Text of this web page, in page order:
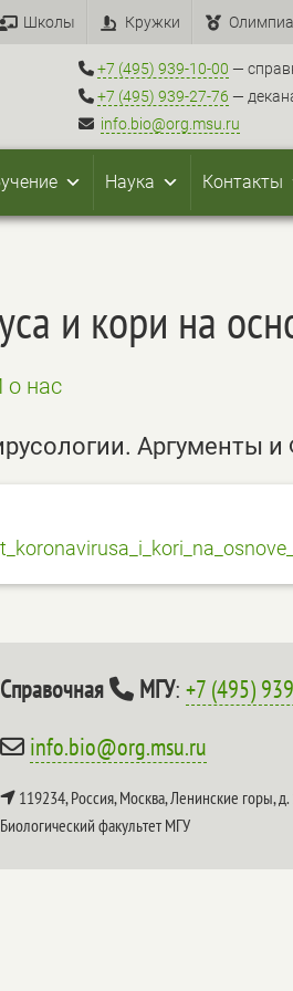
Школы Кружки
+7 (495) 939-10-00 —
+7 (495) 939-27-76 —
info.bio@org.msu.ru
Наука Контакты
и кори на
нас
Аргументы и
Справочная МГУ:+7 (495)
info.bio@org.msu.ru
119234, Россия, Москва, Ленинские горы, д.
Биологический факультет МГУ